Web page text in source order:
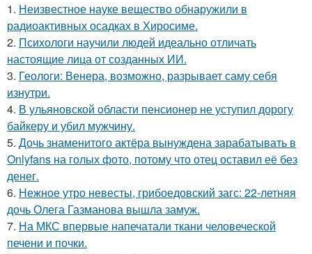
1. Неизвестное науке вещество обнаружили в
радиоактивных осадках в Хиросиме.
2. Психологи научили людей идеально отличать
настоящие лица от созданных ИИ.
3. Геологи: Венера, возможно, разрывает саму себя
изнутри.
4. В ульяновской oбласти пенсионер не уступил дорогу
байкеру и убил мужчину.
5. Дочь знаменитого актёра вынуждена зарабатывать в
Onlyfans на голых фото, потому что отец оставил её без
денег.
6. Нежное утро невесты, грибоедовский загс: 22-летняя
дочь Олега Газманова вышла замуж.
7. На МКС впервые напечатали ткани человеческой
печени и почки.